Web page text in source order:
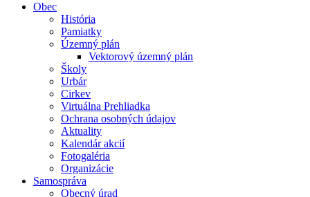
Obec
História
Pamiatky
Územný plán
Vektorový územný plán
Školy
Urbár
Cirkev
Virtuálna Prehliadka
Ochrana osobných údajov
Aktuality
Kalendár akcií
Fotogaléria
Organizácie
Samospráva
Obecný úrad